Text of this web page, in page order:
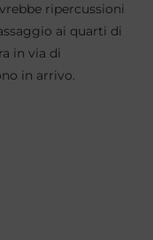
ripercussioni
ai quarti di
in via di
in arrivo.